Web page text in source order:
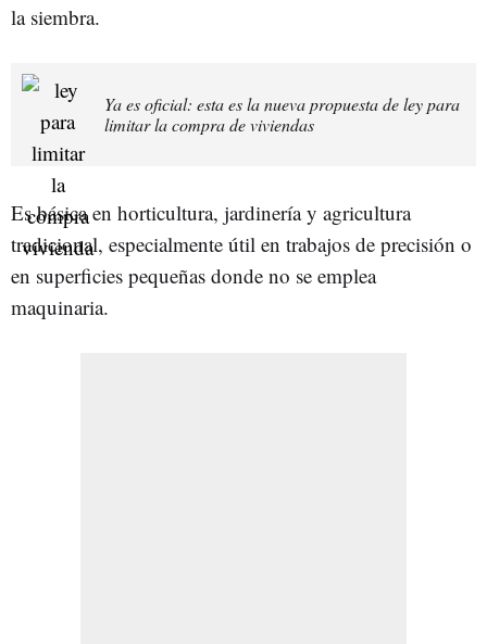
la siembra.
Ya es oficial: esta es la nueva propuesta de ley para
limitar la compra de viviendas
Es básica en horticultura, jardinería y agricultura
tradicional, especialmente útil en trabajos de precisión o
en superficies pequeñas donde no se emplea
maquinaria.